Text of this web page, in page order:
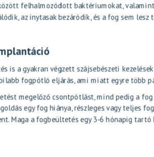
felhalmozódott baktériumokat,
az ínytasak bezáródik, és a fog sem lesz
is a gyakran végzett szájsebészeti
fogpótló eljárás, ami miatt egyre több
megelőző csontpótlást, mind pedig a
egy fog hiánya, részleges vagy teljes
Maga a fogbeültetés egy 3-6 hónapig tartó